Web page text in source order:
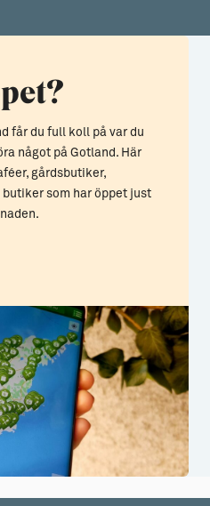
får du full koll på var du
något på Gotland. Här
gårdsbutiker,
som har öppet just